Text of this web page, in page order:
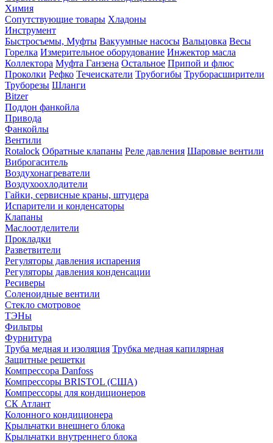
Химия
Сопутствующие товары Хладоны
Инструмент
Быстросъемы, Муфты Вакуумные насосы Вальцовка Весы
Горелка Измерительное оборудование Инжектор масла
Коллектора Муфта Ганзена Остальное Припой и флюс
Проколки Рефко Течеискатели Трубогибы Труборасширители
Труборезы Шланги
Bitzer
Поддон фанкойла
Привода
Фанкойлы
Вентили
Rotalock Обратные клапаны Реле давления Шаровые вентили
Виброгаситель
Воздухонагреватели
Воздухоохлодители
Гайки, сервисные краны, штуцера
Испарители и конденсаторы
Клапаны
Маслоотделители
Прокладки
Разветвители
Регуляторы давления испарения
Регуляторы давления конденсации
Ресиверы
Соленоидные вентили
Стекло смотровое
ТЭНы
Фильтры
Фурнитура
Труба медная и изоляция Трубка медная капилярная
Защитные решетки
Компрессора Danfoss
Компрессоры BRISTOL (США)
Компрессоры для кондиционеров
СК Атлант
Колонного кондиционера
Крыльчатки внешнего блока
Крыльчатки внутреннего блока